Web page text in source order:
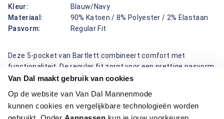
Van Dal maakt gebruik van cookies
Op de website van Van Dal Mannenmode
kunnen cookies en vergelijkbare technologieën worden
Kleur:
Blauw/Navy
Materiaal:
90% Katoen / 8% Polyester / 2% Elastaan
Pasvorm:
Regular Fit
Deze 5-pocket van Bartlett combineert comfort met
functionaliteit. De regular fit zorgt voor een prettige pasvorm,
terwijl de mix van katoen, polyester en elastaan garant staat
twee ronde zakken en een coin pocket aan de voorzijde, en
twee steekzakken met een extra telefoonzak aan de